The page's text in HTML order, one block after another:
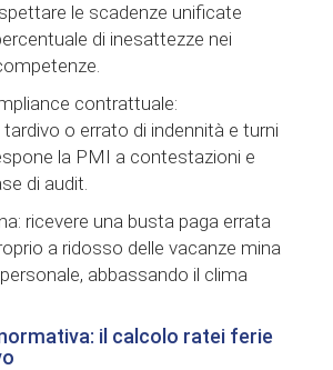
le scadenze unificate
di inesattezze nei
contrattuale:
o errato di indennità e turni
la PMI a contestazioni e
di audit.
ricevere una busta paga errata
a ridosso delle vacanze mina
abbassando il clima
il calcolo ratei ferie